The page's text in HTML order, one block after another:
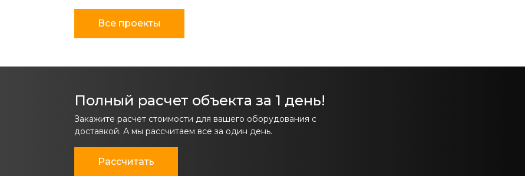
Все проекты
Полный расчет объекта за 1 день!
Закажите расчет стоимости для вашего оборудования с
доставкой. А мы рассчитаем все за один день.
Рассчитать